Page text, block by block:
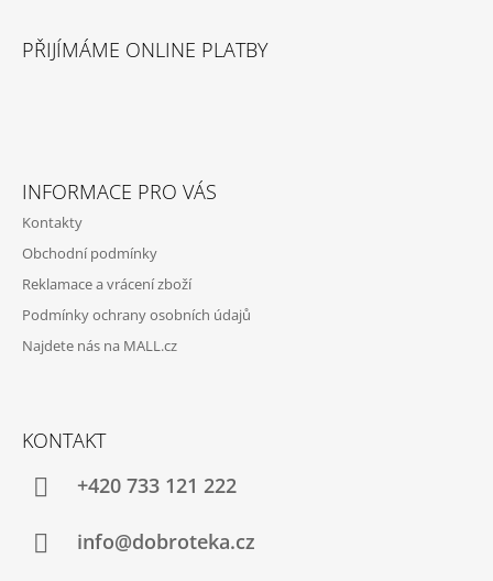
PŘIJÍMÁME ONLINE PLATBY
INFORMACE PRO VÁS
Kontakty
Obchodní podmínky
Reklamace a vrácení zboží
Podmínky ochrany osobních údajů
Najdete nás na MALL.cz
KONTAKT
+420 733 121 222
info@dobroteka.cz